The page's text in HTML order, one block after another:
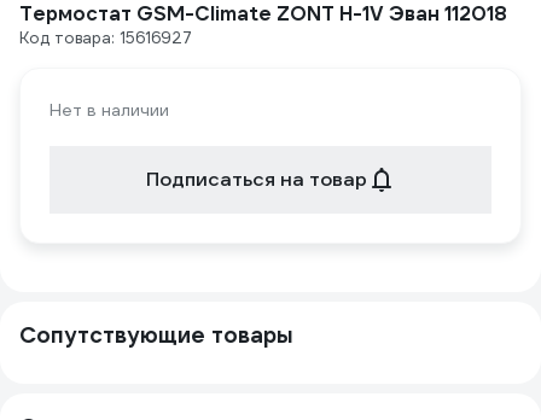
Термостат GSM-Climate ZONT H-1V Эван 112018
Код товара: 15616927
Нет в наличии
Подписаться на товар
Сопутствующие товары